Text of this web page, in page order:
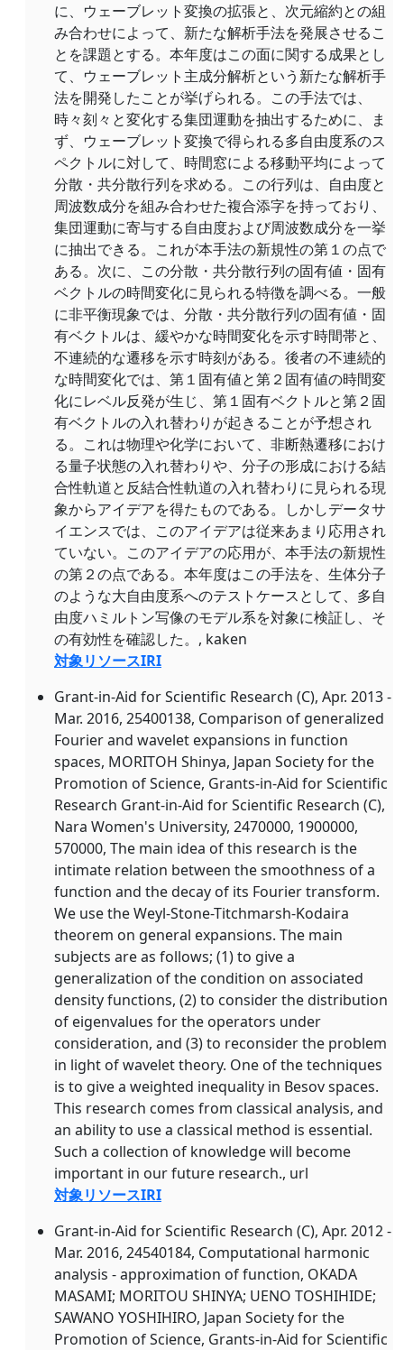
に、ウェーブレット変換の拡張と、次元縮約との組
み合わせによって、新たな解析手法を発展させるこ
とを課題とする。本年度はこの面に関する成果とし
て、ウェーブレット主成分解析という新たな解析手
法を開発したことが挙げられる。この手法では、
時々刻々と変化する集団運動を抽出するために、ま
ず、ウェーブレット変換で得られる多自由度系のス
ペクトルに対して、時間窓による移動平均によって
分散・共分散行列を求める。この行列は、自由度と
周波数成分を組み合わせた複合添字を持っており、
集団運動に寄与する自由度および周波数成分を一挙
に抽出できる。これが本手法の新規性の第１の点で
ある。次に、この分散・共分散行列の固有値・固有
ベクトルの時間変化に見られる特徴を調べる。一般
に非平衡現象では、分散・共分散行列の固有値・固
有ベクトルは、緩やかな時間変化を示す時間帯と、
不連続的な遷移を示す時刻がある。後者の不連続的
な時間変化では、第１固有値と第２固有値の時間変
化にレベル反発が生じ、第１固有ベクトルと第２固
有ベクトルの入れ替わりが起きることが予想され
る。これは物理や化学において、非断熱遷移におけ
る量子状態の入れ替わりや、分子の形成における結
合性軌道と反結合性軌道の入れ替わりに見られる現
象からアイデアを得たものである。しかしデータサ
イエンスでは、このアイデアは従来あまり応用され
ていない。このアイデアの応用が、本手法の新規性
の第２の点である。本年度はこの手法を、生体分子
のような大自由度系へのテストケースとして、多自
由度ハミルトン写像のモデル系を対象に検証し、そ
の有効性を確認した。, kaken
対象リソースIRI
Grant-in-Aid for Scientific Research (C), Apr. 2013 -
Mar. 2016, 25400138, Comparison of generalized
Fourier and wavelet expansions in function
spaces, MORITOH Shinya, Japan Society for the
Promotion of Science, Grants-in-Aid for Scientific
Research Grant-in-Aid for Scientific Research (C),
Nara Women's University, 2470000, 1900000,
570000, The main idea of this research is the
intimate relation between the smoothness of a
function and the decay of its Fourier transform.
We use the Weyl-Stone-Titchmarsh-Kodaira
theorem on general expansions. The main
subjects are as follows; (1) to give a
generalization of the condition on associated
density functions, (2) to consider the distribution
of eigenvalues for the operators under
consideration, and (3) to reconsider the problem
in light of wavelet theory. One of the techniques
is to give a weighted inequality in Besov spaces.
This research comes from classical analysis, and
an ability to use a classical method is essential.
Such a collection of knowledge will become
important in our future research., url
対象リソースIRI
Grant-in-Aid for Scientific Research (C), Apr. 2012 -
Mar. 2016, 24540184, Computational harmonic
analysis - approximation of function, OKADA
MASAMI; MORITOU SHINYA; UENO TOSHIHIDE;
SAWANO YOSHIHIRO, Japan Society for the
Promotion of Science, Grants-in-Aid for Scientific